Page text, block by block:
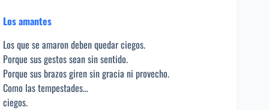
Los amantes
Los que se amaron deben quedar ciegos.
Porque sus gestos sean sin sentido.
Porque sus brazos giren sin gracia ni provecho.
Como las tempestades…
ciegos.